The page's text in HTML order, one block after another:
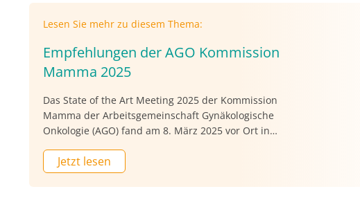
Lesen Sie mehr zu diesem Thema:
Empfehlungen der AGO Kommission
Mamma 2025
Das State of the Art Meeting 2025 der Kommission
Mamma der Arbeitsgemeinschaft Gynäkologische
Onkologie (AGO) fand am 8. März 2025 vor Ort in
Empfehlungen 2025, die von den 49
Kommissionsmitgliedern erarbeitet und konsentiert
Jetzt lesen